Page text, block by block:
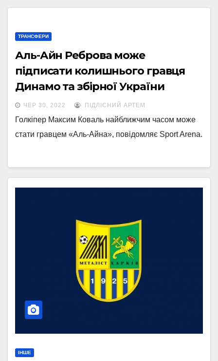
ТРАНСФЕРИ
Аль-Айн Реброва може
підписати колишнього гравця
Динамо та збірної України
ЧЕР 30, 2022 ПІДЛІСНИЙ АРТЕМ
Голкіпер Максим Коваль найближчим часом може
стати гравцем «Аль-Айна», повідомляє Sport Arena.
ІНШЕ